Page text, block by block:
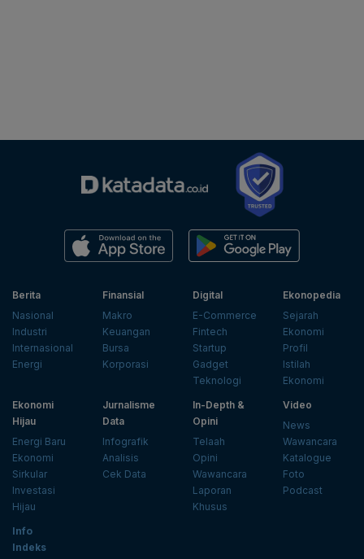
Berita
Nasional
Industri
Internasional
Energi
Finansial
Makro
Keuangan
Bursa
Korporasi
Digital
E-Commerce
Fintech
Startup
Gadget
Teknologi
Ekonopedia
Sejarah
Ekonomi
Profil
Istilah
Ekonomi
Ekonomi
Hijau
Energi Baru
Ekonomi
Sirkular
Investasi
Hijau
Jurnalisme
Data
Infografik
Analisis
Cek Data
In-Depth &
Opini
Telaah
Opini
Wawancara
Laporan
Khusus
Video
News
Wawancara
Katalogue
Foto
Podcast
Info
Indeks